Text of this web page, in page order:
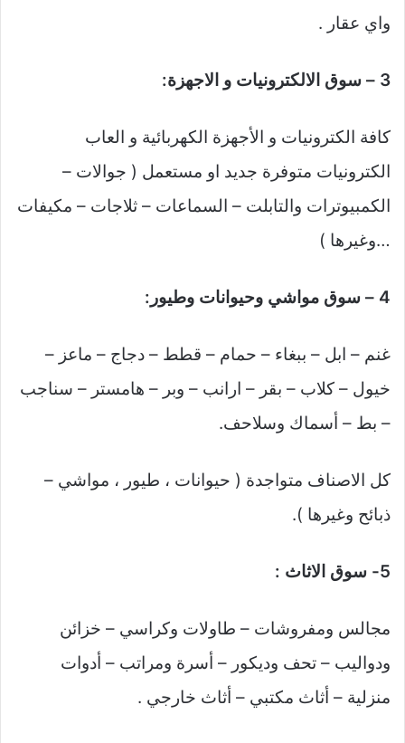
واي عقار .
3 – سوق الالكترونيات و الاجهزة:
كافة الكترونيات و الأجهزة الكهربائية و العاب
الكترونيات متوفرة جديد او مستعمل ( جوالات –
الكمبيوترات والتابلت – السماعات – ثلاجات – مكيفات
…وغيرها )
4 – سوق مواشي وحيوانات وطيور:
غنم – ابل – ببغاء – حمام – قطط – دجاج – ماعز –
خيول – كلاب – بقر – ارانب – وبر – هامستر – سناجب
– بط – أسماك وسلاحف.
كل الاصناف متواجدة ( حيوانات ، طيور ، مواشي –
ذبائح وغيرها ).
5- سوق الاثاث :
مجالس ومفروشات – طاولات وكراسي – خزائن
ودواليب – تحف وديكور – أسرة ومراتب – أدوات
منزلية – أثاث مكتبي – أثاث خارجي .